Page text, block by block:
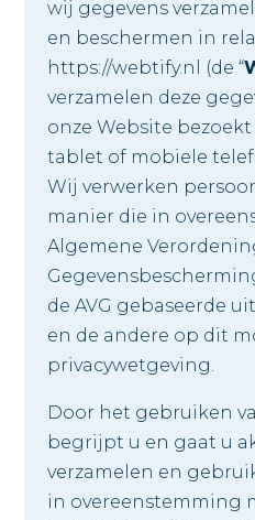
wij gegevens
en beschermen in
https://webtify.nl (de “
verzamelen deze
onze Website
tablet of mobiele
Wij verwerken
manier die in
Algemene
de AVG gebaseerde
en de andere op dit
privacywetgeving.
Door het gebruiken
begrijpt u en gaat u
verzamelen en
in overeenstemming